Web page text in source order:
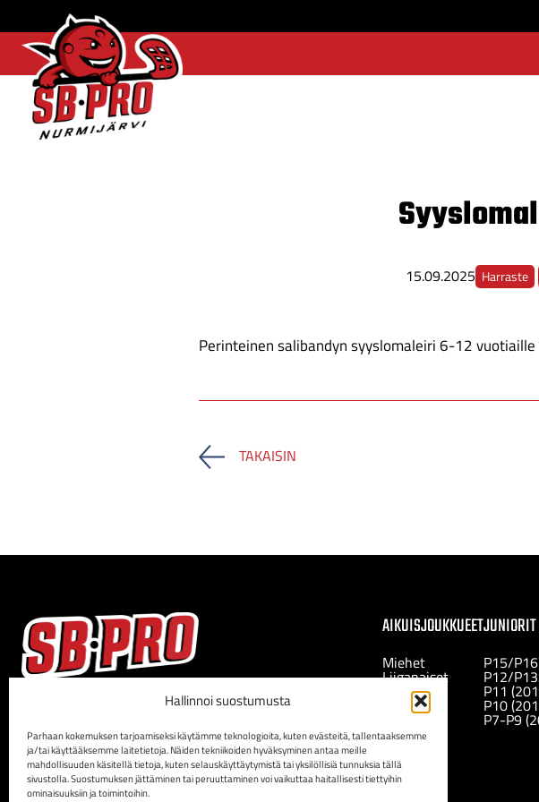
Hallinnoi suostumusta
Parhaan kokemuksen tarjoamiseksi käytämme teknologioita, kuten evästeitä, tallentaaksemme
ja/tai käyttääksemme laitetietoja. Näiden tekniikoiden hyväksyminen antaa meille
mahdollisuuden käsitellä tietoja, kuten selauskäyttäytymistä tai yksilöllisiä tunnuksia tällä
sivustolla. Suostumuksen jättäminen tai peruuttaminen voi vaikuttaa haitallisesti tiettyihin
ominaisuuksiin ja toimintoihin.
Pro
15.09.2025 Harraste
Perinteinen salibandyn syyslomaleiri 6-12
TAKAISIN
AIKUISJOUKKUEET
Miehet
Liiganaiset
Naiset II
Naiset III
Naiset IV
Naiset V
P15/
P12/
P11
P10
P7-P9